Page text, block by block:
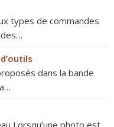
types de commandes
dans la bande
Lorsqu’une photo est